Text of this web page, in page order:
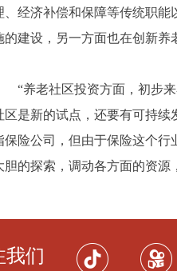
、经济补偿和保障等传统职能
的建设，另一方面也在创新养
养老社区投资方面，初步来
区是新的试点，还要有可持续
保险公司，但由于保险这个行
胆的探索，调动各方面的资源
我们